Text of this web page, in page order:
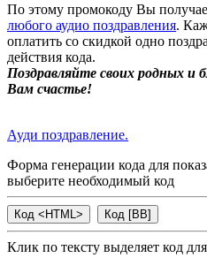
По этому промокоду Вы
любого аудио поздравления.
оплатить со скидкой одно
действия кода.
Поздравляйте своих родных и
Вам счастье!
Ауди поздравление.
Форма генерации кода для
выберите необходимый код
Клик по тексту выделяет код